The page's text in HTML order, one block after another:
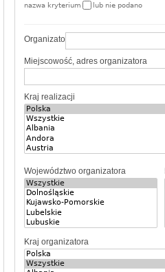
nazwa kryterium lub nie podano
Organizator
Miejscowość, adres organizatora
Kraj realizacji
Województwo organizatora
Kraj organizatora